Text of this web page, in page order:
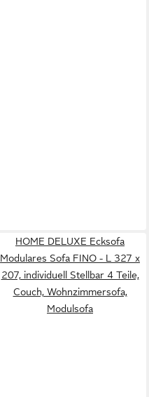
HOME DELUXE Ecksofa
Modulares Sofa FINO - L 327 x
207, individuell Stellbar 4 Teile,
Couch, Wohnzimmersofa,
Modulsofa